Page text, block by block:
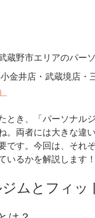
蔵野市エリアのパー
金井店・武蔵境店・
とき、「パーソナル
。両者には大きな違
です。今回は、それ
いるかを解説します！
ムとフィ